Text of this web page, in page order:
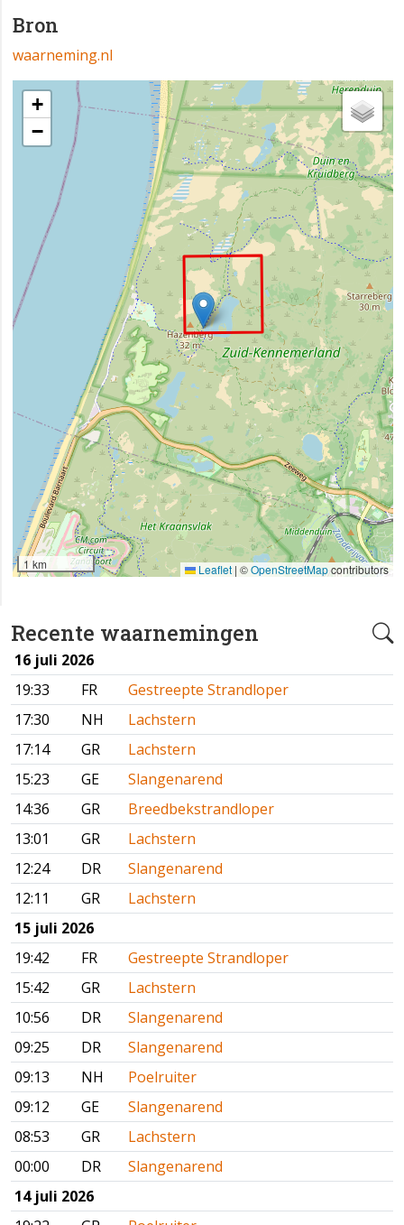
Recente waarnemingen
16 juli 2026
19:33
FR
Gestreepte Strandloper
17:30
NH
Lachstern
17:14
GR
Lachstern
15:23
GE
Slangenarend
14:36
GR
Breedbekstrandloper
13:01
GR
Lachstern
12:24
DR
Slangenarend
12:11
GR
Lachstern
15 juli 2026
19:42
FR
Gestreepte Strandloper
15:42
GR
Lachstern
10:56
DR
Slangenarend
09:25
DR
Slangenarend
09:13
NH
Poelruiter
09:12
GE
Slangenarend
08:53
GR
Lachstern
00:00
DR
Slangenarend
14 juli 2026
Bron
waarneming.nl
+
−
1 km Leaflet | ©OpenStreetMapcontributors